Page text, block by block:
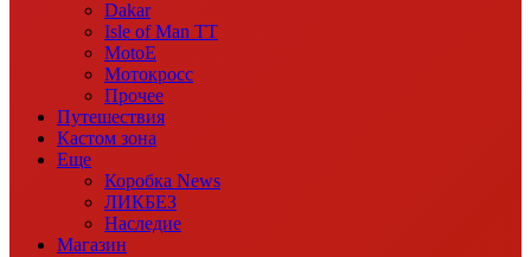
Dakar
Isle of Man TT
MotoE
Мотокросс
Прочее
Путешествия
Кастом зона
Еще
Коробка News
ЛИКБЕЗ
Наследие
Магазин